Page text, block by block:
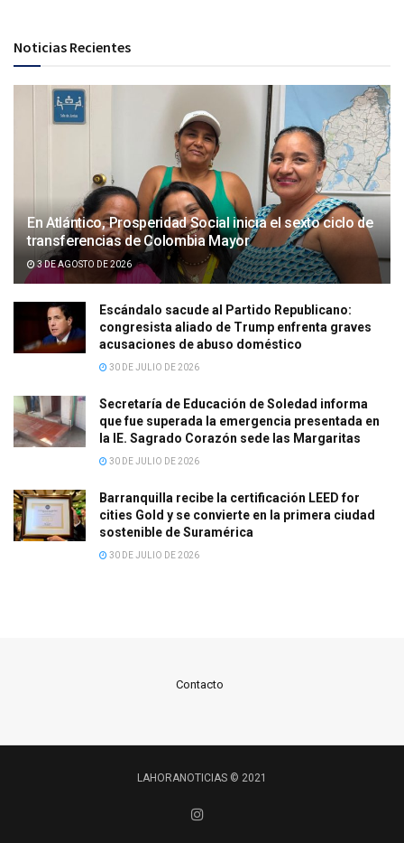
Noticias Recientes
En Atlántico, Prosperidad Social inicia el sexto ciclo de
transferencias de Colombia Mayor
3 DE AGOSTO DE 2026
Escándalo sacude al Partido Republicano:
congresista aliado de Trump enfrenta graves
acusaciones de abuso doméstico
30 DE JULIO DE 2026
Secretaría de Educación de Soledad informa
que fue superada la emergencia presentada en
la IE. Sagrado Corazón sede las Margaritas
30 DE JULIO DE 2026
Barranquilla recibe la certificación LEED for
cities Gold y se convierte en la primera ciudad
sostenible de Suramérica
30 DE JULIO DE 2026
Contacto
LAHORANOTICIAS © 2021